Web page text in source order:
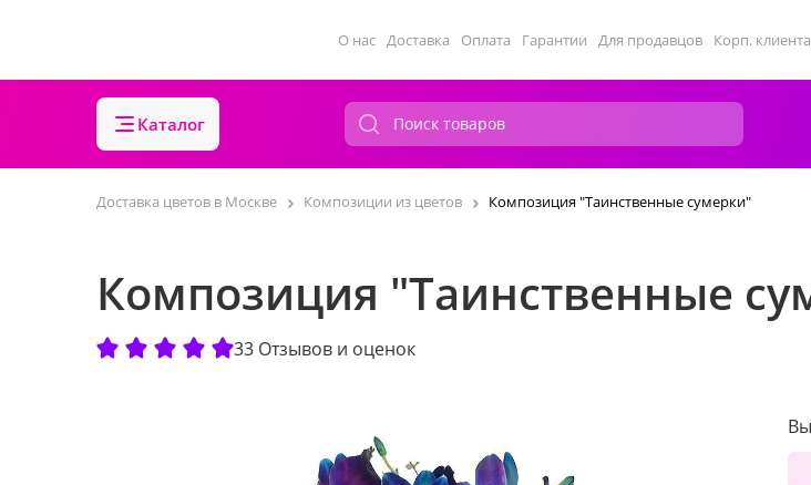
О нас Доставка Оплата Гарантии Для продавцов Корп.
Каталог
Доставка цветов в Москве Композиции из цветов Композиция "Таинственные сумерки"
Композиция "Таинственные
33 Отзывов и оценок